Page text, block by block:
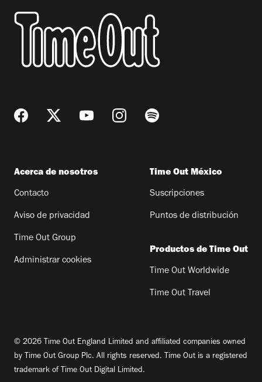
Acerca de nosotros
Contacto
Aviso de privacidad
Time Out Group
Administrar cookies
Time Out México
Suscripciones
Puntos de distribución
Productos de Time Out
Time Out Worldwide
Time Out Travel
© 2026 Time Out England Limited and affiliated companies owned
by Time Out Group Plc. All rights reserved. Time Out is a registered
trademark of Time Out Digital Limited.